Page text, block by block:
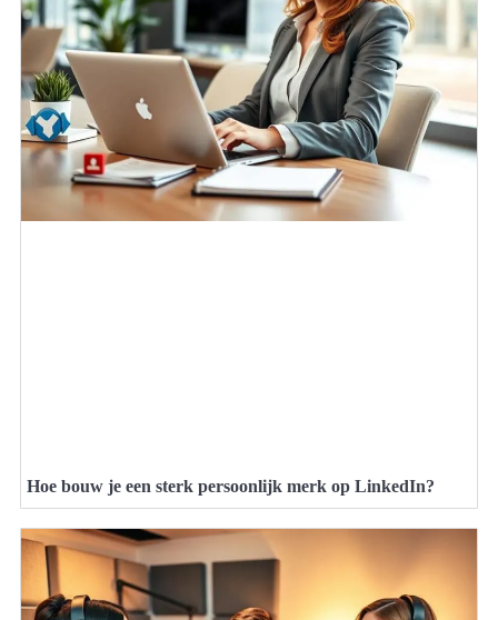
Hoe bouw je een sterk persoonlijk merk op LinkedIn?